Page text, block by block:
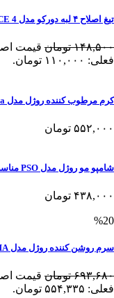
تیغ اصلاح ۴ لبه دورکو مدل PACE 4 | شیو راحت و نرم
۱۴۸,۵۰۰ تومان قیمت اصلی: ۱۴۸,۵۰۰
فعلی: ۱۱۰,۰۰۰ تومان.
کرم مرطوب کننده روژل مدل Atopia حجم 75 میلی لیتر
۵۵۲,۰۰۰ تومان
شامپو مو روژل مدل PSO مناسب موهای حساس حجم 250 میلی لیتر
۴۳۸,۰۰۰ تومان
%20
سرم روشن کننده روژل مدل AHA حجم 30 میلی لیتر
۶۹۳,۶۸۰ تومان قیمت اصلی: ۶۹۳,۶۸۰
فعلی: ۵۵۴,۳۳۵ تومان.